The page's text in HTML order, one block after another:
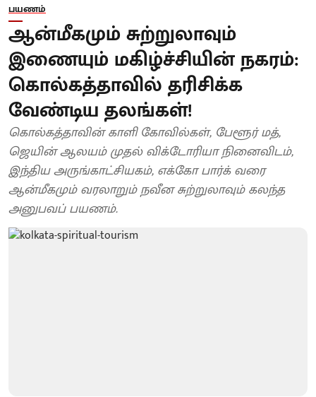
பயணம்
ஆன்மீகமும் சுற்றுலாவும்
இணையும் மகிழ்ச்சியின் நகரம்:
கொல்கத்தாவில் தரிசிக்க
வேண்டிய தலங்கள்!
கொல்கத்தாவின் காளி கோவில்கள், பேளூர் மத்,
ஜெயின் ஆலயம் முதல் விக்டோரியா நினைவிடம்,
இந்திய அருங்காட்சியகம், எக்கோ பார்க் வரை
ஆன்மீகமும் வரலாறும் நவீன சுற்றுலாவும் கலந்த
அனுபவப் பயணம்.